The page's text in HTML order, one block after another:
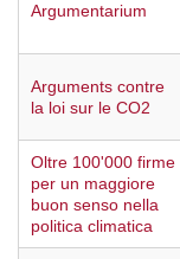
Argumentarium
Arguments contre
la loi sur le CO2
Oltre 100'000 firme
per un maggiore
buon senso nella
politica climatica